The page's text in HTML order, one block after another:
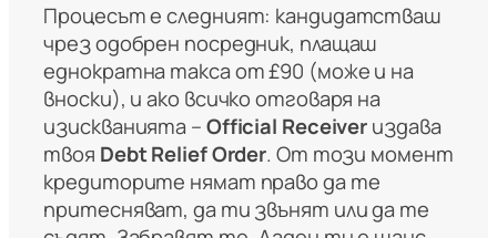
Процесът е следният: кандидатстваш
чрез одобрен посредник, плащаш
еднократна такса от £90 (може и на
вноски), и ако всичко отговаря на
изискванията –Official Receiverиздава
твоя Debt Relief Order. От този момент
кредиторите нямат право да те
притесняват, да ти звънят или да те